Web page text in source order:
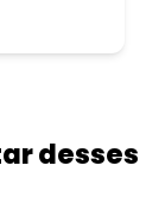
desses